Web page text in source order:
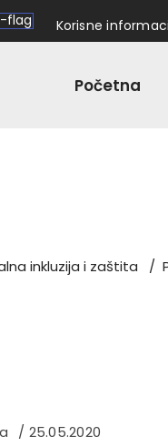
Korisne
Početna
inkluzija i zaštita /
25.05.2020